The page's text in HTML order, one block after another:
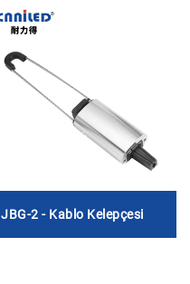
JBG-2 - Kablo Kelepçesi